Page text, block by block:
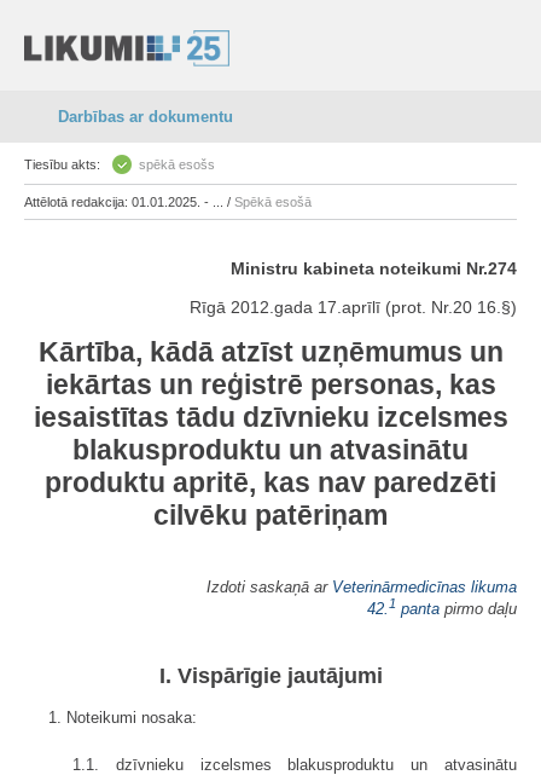
Darbības ar dokumentu
Tiesību akts: spēkā esošs
Attēlotā redakcija: 01.01.2025. - ... / Spēkā esošā
Ministru kabineta noteikumi Nr.274
Rīgā 2012.gada 17.aprīlī (prot. Nr.20 16.§)
Kārtība, kādā atzīst uzņēmumus un
iekārtas un reģistrē personas, kas
iesaistītas tādu dzīvnieku izcelsmes
blakusproduktu un atvasinātu
produktu apritē, kas nav paredzēti
cilvēku patēriņam
Izdoti saskaņā ar Veterinārmedicīnas likuma
42. 1 panta pirmo daļu
I. Vispārīgie jautājumi
1. Noteikumi nosaka:
1.1. dzīvnieku izcelsmes blakusproduktu un atvasinātu